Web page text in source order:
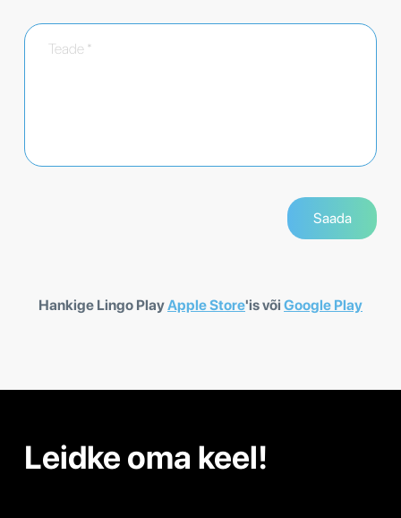
Hankige Lingo PlayApple Store'is või Google Play
Leidke oma keel!